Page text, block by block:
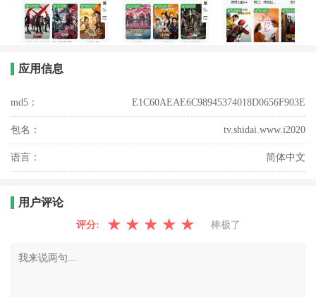
应用信息
md5： E1C60AEAE6C98945374018D0656F903E
包名： tv.shidai.www.i2020
语言： 简体中文
用户评论
评分: ★ ★ ★ ★ ★ 棒极了